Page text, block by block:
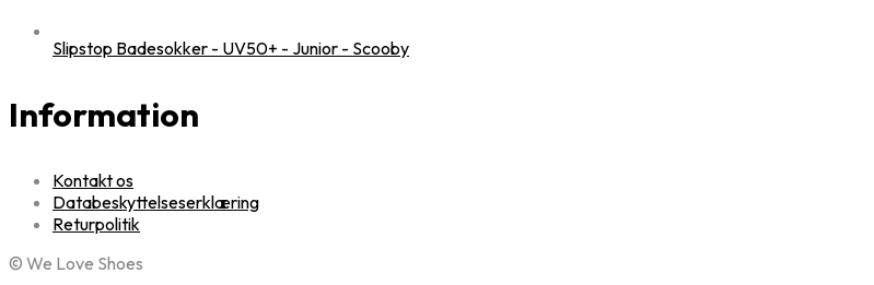
Slipstop Badesokker - UV50+ - Junior - Scooby
Information
Kontakt os
Databeskyttelseserklæring
Returpolitik
© We Love Shoes